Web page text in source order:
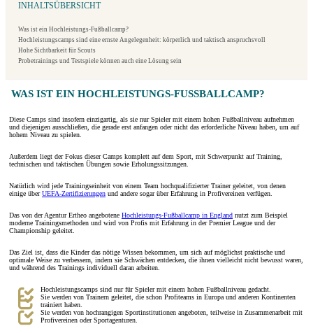
INHALTSÜBERSICHT
Was ist ein Hochleistungs-Fußballcamp?
Hochleistungscamps sind eine ernste Angelegenheit: körperlich und taktisch anspruchsvoll
Hohe Sichtbarkeit für Scouts
Probetrainings und Testspiele können auch eine Lösung sein
WAS IST EIN HOCHLEISTUNGS-FUSSBALLCAMP?
Diese Camps sind insofern einzigartig, als sie nur Spieler mit einem hohen Fußballniveau aufnehmen
und diejenigen ausschließen, die gerade erst anfangen oder nicht das erforderliche Niveau haben, um auf
hohem Niveau zu spielen.
Außerdem liegt der Fokus dieser Camps komplett auf dem Sport, mit Schwerpunkt auf Training,
technischen und taktischen Übungen sowie Erholungssitzungen.
Natürlich wird jede Trainingseinheit von einem Team hochqualifizierter Trainer geleitet, von denen
einige überUEFA-Zertifizierungen und andere sogar über Erfahrung in Profivereinen verfügen.
Das von der Agentur Ertheo angebotene Hochleistungs-Fußballcamp in England nutzt zum Beispiel
moderne Trainingsmethoden und wird von Profis mit Erfahrung in der Premier League und der
Championship geleitet.
Das Ziel ist, dass die Kinder das nötige Wissen bekommen, um sich auf möglichst praktische und
optimale Weise zu verbessern, indem sie Schwächen entdecken, die ihnen vielleicht nicht bewusst waren,
und während des Trainings individuell daran arbeiten.
Hochleistungscamps sind nur für Spieler mit einem hohen Fußballniveau gedacht.
Sie werden von Trainern geleitet, die schon Profiteams in Europa und anderen Kontinenten
trainiert haben.
Sie werden von hochrangigen Sportinstitutionen angeboten, teilweise in Zusammenarbeit mit
Profivereinen oder Sportagenturen.